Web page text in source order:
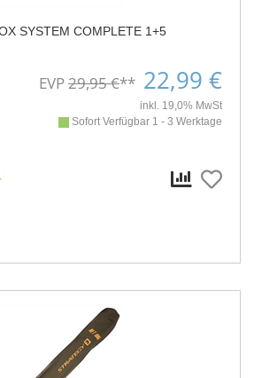
SYSTEM COMPLETE 1+5
EVP29,95 €** 22,99 €
inkl. 19,0% MwSt
Sofort Verfügbar 1 - 3 Werktage